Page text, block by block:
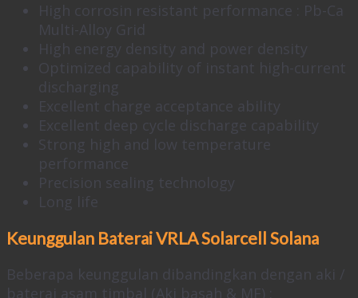
High corrosin resistant performance : Pb-Ca
Multi-Alloy Grid
High energy density and power density
Optimized capability of instant high-current
discharging
Excellent charge acceptance ability
Excellent deep cycle discharge capability
Strong high and low temperature
performance
Precision sealing technology
Long life
Keunggulan Baterai VRLA Solarcell Solana
Beberapa keunggulan dibandingkan dengan aki /
baterai asam timbal (Aki basah & MF) :